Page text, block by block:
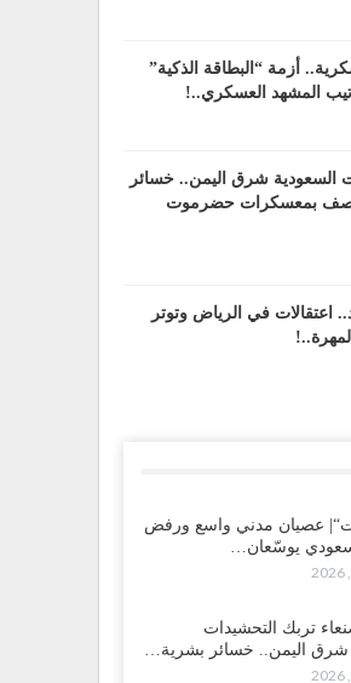
أزمة “البطاقة الذكية”
المشهد العسكري..!
السعودية شرق اليمن.. خسائر
بمعسكرات حضرموت
اعتقالات في الرياض وتوتر
بالعصيان المدني.. ورسالة
مدير مكتب العليمي.. هل
المؤسسي..!
عصيان مدني واسع ورفض
يوسّعان…
تربك التحشيدات
شرق اليمن.. خسائر بشرية…